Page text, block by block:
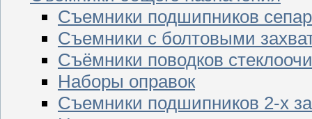
Съемники подшипников
Съемники с болтовыми
Съёмники поводков
Наборы оправок
Съемники подшипников 2-х